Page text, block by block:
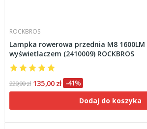
ROCKBROS
Lampka rowerowa przednia M8
wyświetlaczem (2410009) ROCKBROS
229,99 zł 135,00 zł -41%
Dodaj do koszyka